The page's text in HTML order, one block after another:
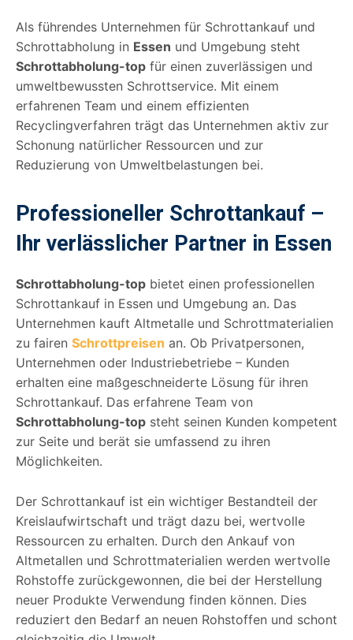
Als führendes Unternehmen für Schrottankauf und
Schrottabholung in Essen und Umgebung steht
Schrottabholung-top für einen zuverlässigen und
umweltbewussten Schrottservice. Mit einem
erfahrenen Team und einem effizienten
Recyclingverfahren trägt das Unternehmen aktiv zur
Schonung natürlicher Ressourcen und zur
Reduzierung von Umweltbelastungen bei.
Professioneller Schrottankauf –
Ihr verlässlicher Partner in Essen
Schrottabholung-top bietet einen professionellen
Schrottankauf in Essen und Umgebung an. Das
Unternehmen kauft Altmetalle und Schrottmaterialien
zu fairen Schrottpreisen an. Ob Privatpersonen,
Unternehmen oder Industriebetriebe – Kunden
erhalten eine maßgeschneiderte Lösung für ihren
Schrottankauf. Das erfahrene Team von
Schrottabholung-top steht seinen Kunden kompetent
zur Seite und berät sie umfassend zu ihren
Möglichkeiten.
Der Schrottankauf ist ein wichtiger Bestandteil der
Kreislaufwirtschaft und trägt dazu bei, wertvolle
Ressourcen zu erhalten. Durch den Ankauf von
Altmetallen und Schrottmaterialien werden wertvolle
Rohstoffe zurückgewonnen, die bei der Herstellung
neuer Produkte Verwendung finden können. Dies
reduziert den Bedarf an neuen Rohstoffen und schont